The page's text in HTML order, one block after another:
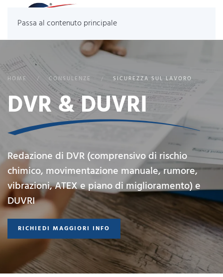
Passa al contenuto principale
HOME CONSULENZE SICUREZZA SUL LAVORO
DVR & DUVRI
Redazione di DVR (comprensivo di rischio
chimico, movimentazione manuale, rumore,
vibrazioni, ATEX e piano di miglioramento) e
DUVRI
RICHIEDI MAGGIORI INFO